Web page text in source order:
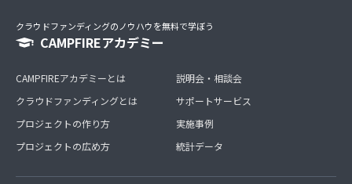
クラウドファンディングのノウハウを無料で学ぼう
CAMPFIREアカデミー
CAMPFIREアカデミーとは
クラウドファンディングとは
プロジェクトの作り方
プロジェクトの広め方
説明会・相談会
サポートサービス
実施事例
統計データ